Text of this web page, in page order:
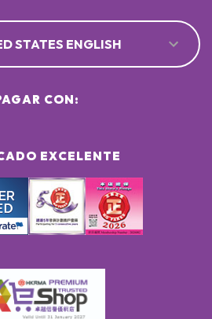
STATES ENGLISH
EXCELENTE
CON: